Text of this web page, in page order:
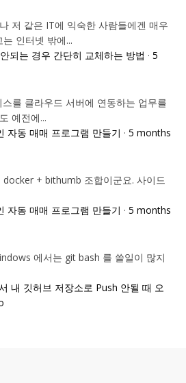
저 같은 IT에 익숙한 사람들에겐 매우
인터넷 밖에...
되는 경우 간단히 교체하는 방법 · 5
를 클라우드 서버에 연동하는 업무를
예전에...
자동 매매 프로그램 만들기 · 5 months
+ bithumb 조합이군요. 사이드
자동 매매 프로그램 만들기 · 5 months
에서는 git bash 를 쓸일이 많지
내 깃허브 저장소로 Push 안될 때 오